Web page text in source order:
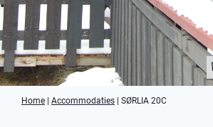
Home Accommodaties SØRLIA 20C